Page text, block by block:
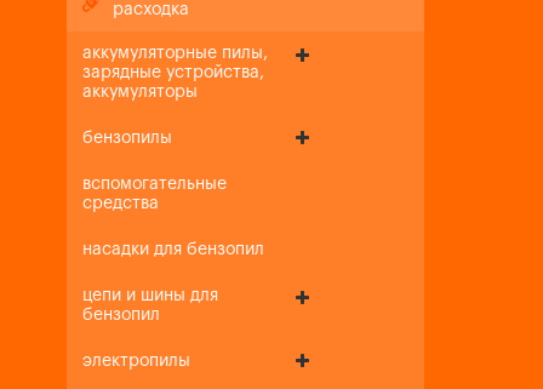
расходка
аккумуляторные пилы,
зарядные устройства,
аккумуляторы
бензопилы
вспомогательные
средства
насадки для бензопил
цепи и шины для
бензопил
электропилы